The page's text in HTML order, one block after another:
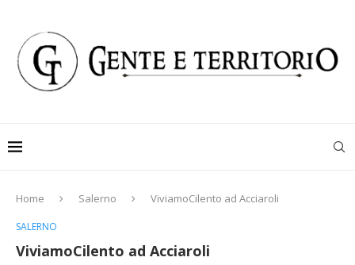
Home Salerno ViviamoCilento ad Acciaroli
SALERNO
ViviamoCilento ad Acciaroli